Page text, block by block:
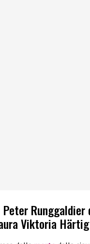
Runggaldier
Viktoria Härtig